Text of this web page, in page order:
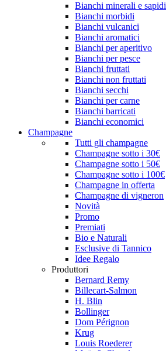
Bianchi minerali e sapidi
Bianchi morbidi
Bianchi vulcanici
Bianchi aromatici
Bianchi per aperitivo
Bianchi per pesce
Bianchi fruttati
Bianchi non fruttati
Bianchi secchi
Bianchi per carne
Bianchi barricati
Bianchi economici
Champagne
Tutti gli champagne
Champagne sotto i 30€
Champagne sotto i 50€
Champagne sotto i 100€
Champagne in offerta
Champagne di vigneron
Novità
Promo
Premiati
Bio e Naturali
Esclusive di Tannico
Idee Regalo
Produttori
Bernard Remy
Billecart-Salmon
H. Blin
Bollinger
Dom Pérignon
Krug
Louis Roederer